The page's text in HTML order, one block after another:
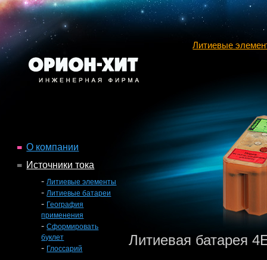
О компании
Источники тока
- Литиевые элементы
- Литиевые батареи
- География
применения
-Сформировать
буклет
- Глоссарий
Литиевая батарея
Литиевые